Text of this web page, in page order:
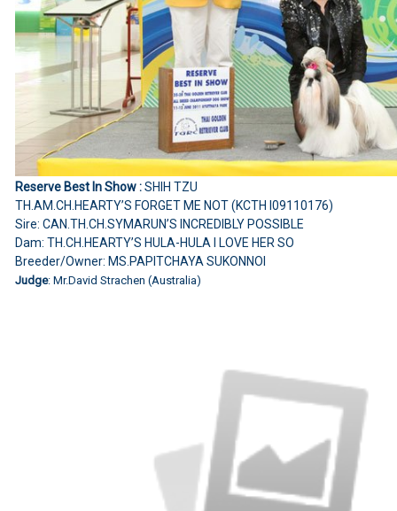
Reserve Best In Show :SHIH TZU
TH.AM.CH.HEARTY’S FORGET ME NOT (KCTH I09110176)
Sire: CAN.TH.CH.SYMARUN’S INCREDIBLY POSSIBLE
Dam: TH.CH.HEARTY’S HULA-HULA I LOVE HER SO
Breeder/Owner: MS.PAPITCHAYA SUKONNOI
Judge: Mr.David Strachen (Australia)